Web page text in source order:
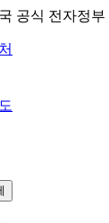
공식 전자정